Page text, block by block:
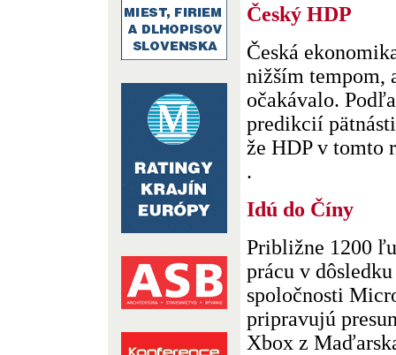
Český HDP
Česká
nižším tempom,
očakávalo.
predikcií
že HDP v tomto
.
Idú do Číny
Približne 1200
prácu v
spoločnosti
pripravujú
Xbox z